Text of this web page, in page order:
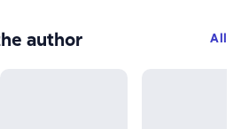
author All